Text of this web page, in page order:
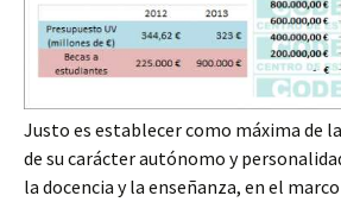
Justo es establecer como máxima de
de su carácter autónomo y
la docencia y la enseñanza, en el